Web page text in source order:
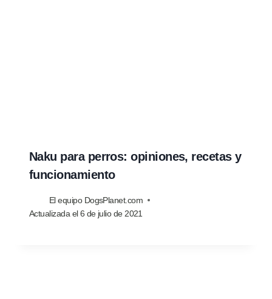
Naku para perros: opiniones, recetas y
funcionamiento
El equipo DogsPlanet.com
Actualizada el 6 de julio de 2021